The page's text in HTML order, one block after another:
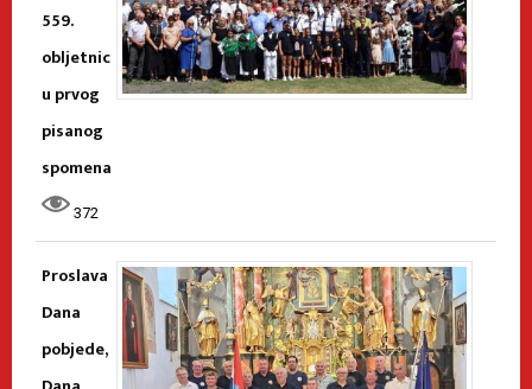
559.
obljetnic
u prvog
pisanog
spomena
372
Proslava
Dana
pobjede,